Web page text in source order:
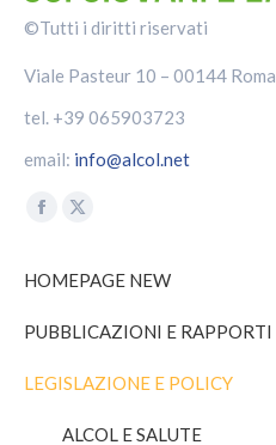
©Tutti i diritti riservati
Viale Pasteur 10 – 00144 Roma
tel. +39 065903723
email: info@alcol.net
Find us on:
Facebook
opens
new
window
X
opens
new
window
HOMEPAGE NEW
PUBBLICAZIONI E RAPPORTI
LEGISLAZIONE E POLICY
ALCOL E SALUTE